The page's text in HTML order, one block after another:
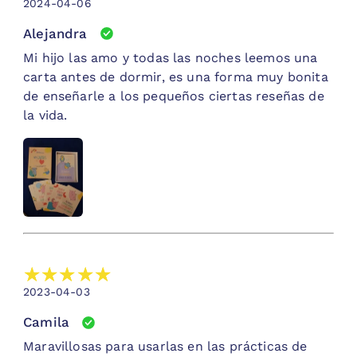
y las reflexiones compartidas. Esto creará un
hermoso recuerdo y un registro del
crecimiento emocional y personal del niño a lo
largo del tiempo.
Recuerda que cada niño es único, así que adapta
esta idea según sus intereses y necesidades. La
clave es dedicar un tiempo especial para
explorar las cartas, fomentar la comunicación
abierta y construir un vínculo emocional más
profundo con el niño mientras descubren juntos
el significado de las frases positivas.
2024-04-06
Alejandra
Mi hijo las amo y todas las noches leemos una
carta antes de dormir, es una forma muy bonita
de enseñarle a los pequeños ciertas reseñas de
la vida.
2023-04-03
Camila
Maravillosas para usarlas en las prácticas de